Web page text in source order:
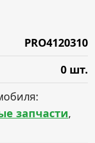
PRO4120310
0 шт.
запчасти,